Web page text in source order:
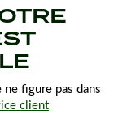
figure pas dans
client